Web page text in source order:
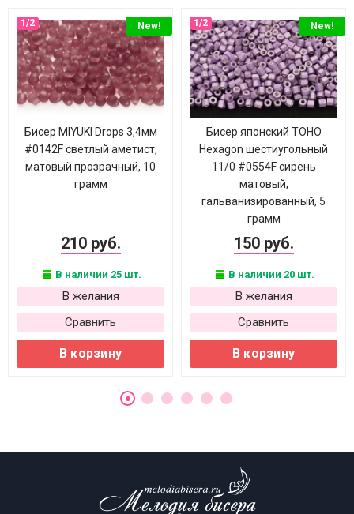
New!
Бисер MIYUKI Drops 3,4мм
#0142F светлый аметист,
матовый прозрачный, 10
грамм
210 руб.
В наличии 25 шт.
В желания
Сравнить
В корзину
New!
Бисер японский TOHO
Hexagon шестиугольный
11/0 #0554F сирень
матовый,
гальванизированный, 5
грамм
150 руб.
В наличии 20 шт.
В желания
Сравнить
В корзину